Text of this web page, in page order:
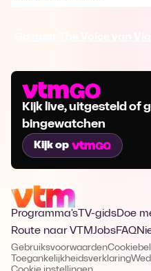
Kijk live, uitgesteld of
bingewatchen
Kijk op
Programma's TV-gidsDoe
Route naar VTMJobsFAQ
Gebruiksvoorwaarden
Toegankelijkheidsverklaring